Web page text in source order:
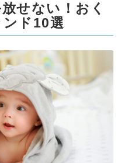
せない！おく
ド10選